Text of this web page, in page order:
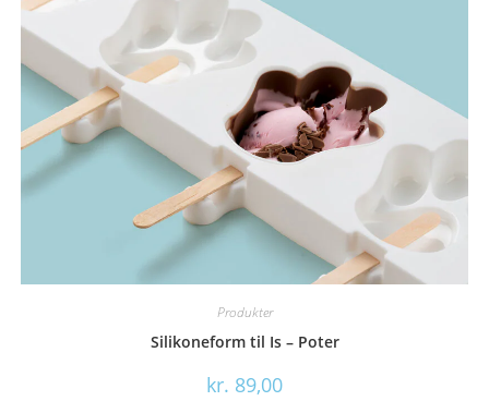
Produkter
Silikoneform til Is – Poter
kr. 89,00